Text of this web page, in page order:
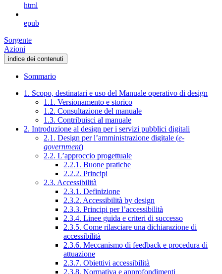
html
epub
Sorgente
Azioni
indice dei contenuti
Sommario
1. Scopo, destinatari e uso del Manuale operativo di design
1.1. Versionamento e storico
1.2. Consultazione del manuale
1.3. Contribuisci al manuale
2. Introduzione al design per i servizi pubblici digitali
2.1. Design per l’amministrazione digitale (e-
government)
2.2. L’approccio progettuale
2.2.1. Buone pratiche
2.2.2. Principi
2.3. Accessibilità
2.3.1. Definizione
2.3.2. Accessibilità by design
2.3.3. Principi per l’accessibilità
2.3.4. Linee guida e criteri di successo
2.3.5. Come rilasciare una dichiarazione di
accessibilità
2.3.6. Meccanismo di feedback e procedura di
attuazione
2.3.7. Obiettivi accessibilità
2.3.8. Normativa e approfondimenti